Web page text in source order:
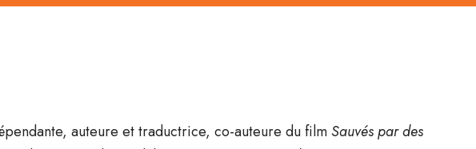
auteure et traductrice, co-auteure du film Sauvés par des